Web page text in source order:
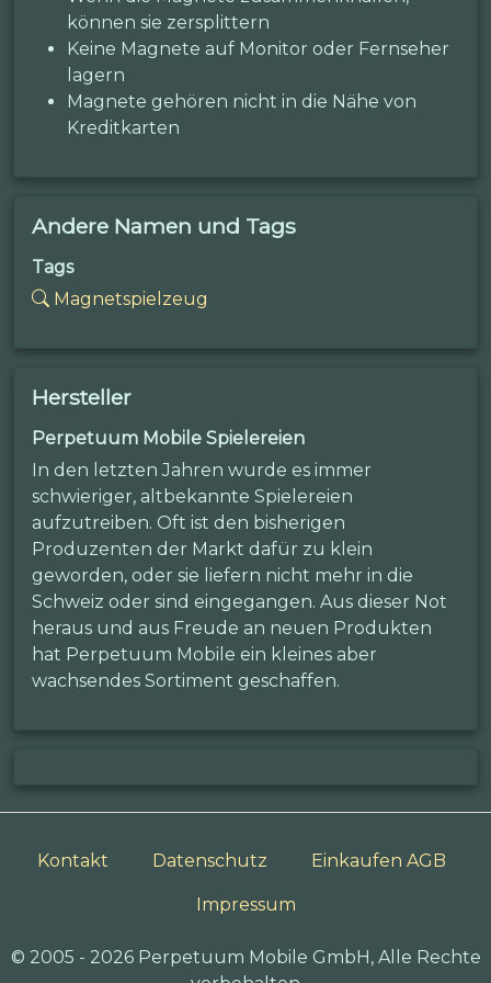
können sie zersplittern
Keine Magnete auf Monitor oder Fernseher
lagern
Magnete gehören nicht in die Nähe von
Kreditkarten
Andere Namen und Tags
Tags
Magnetspielzeug
Hersteller
Perpetuum Mobile Spielereien
In den letzten Jahren wurde es immer
schwieriger, altbekannte Spielereien
aufzutreiben. Oft ist den bisherigen
Produzenten der Markt dafür zu klein
geworden, oder sie liefern nicht mehr in die
Schweiz oder sind eingegangen. Aus dieser Not
heraus und aus Freude an neuen Produkten
hat Perpetuum Mobile ein kleines aber
wachsendes Sortiment geschaffen.
Kontakt Datenschutz Einkaufen AGB
Impressum
© 2005 - 2026 Perpetuum Mobile GmbH, Alle Rechte